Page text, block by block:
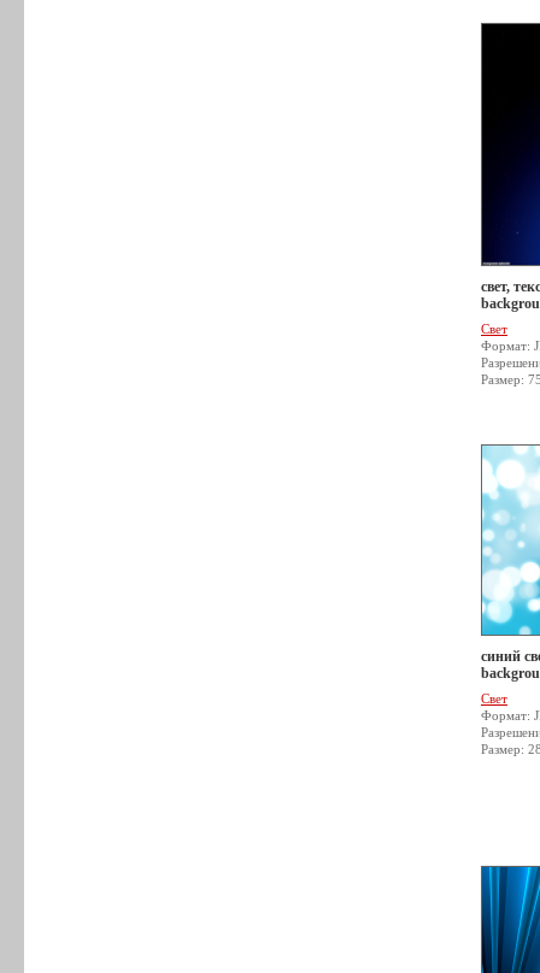
свет,
Свет
Формат:
Размер:
синий
Свет
Формат:
Размер: